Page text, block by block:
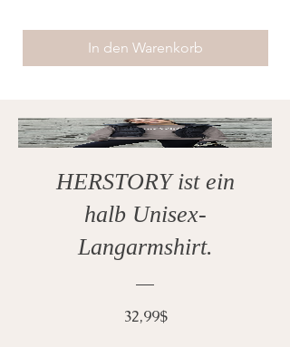
In den Warenkorb
HERSTORY ist ein
halb Unisex-
Langarmshirt.
32,99$Preis